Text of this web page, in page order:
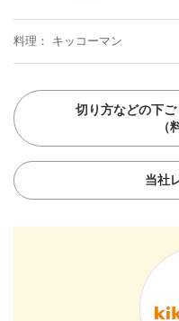
料理 キッコーマン
切り方などの下
（
当社